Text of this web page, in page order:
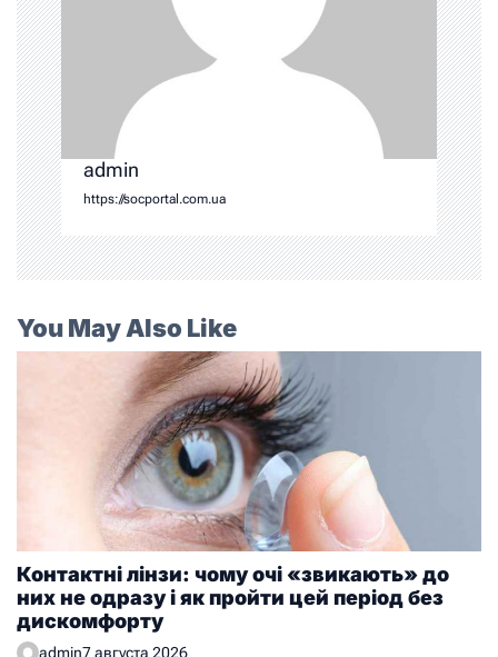
admin
https://socportal.com.ua
You May Also Like
Контактні лінзи: чому очі «звикають» до
них не одразу і як пройти цей період без
дискомфорту
admin7 августа 2026